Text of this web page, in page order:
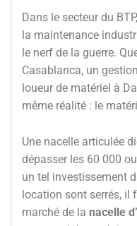
Dans le secteur du
la maintenance
le nerf de la guerre.
Casablanca, un
loueur de matériel à
même réalité : le
Une nacelle articulée
dépasser les 60 000
un tel investissement
location sont serrés, il
marché de la nacelle